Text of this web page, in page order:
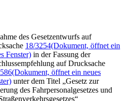
des Gesetzentwurfs auf
18/3254(Dokument, öffnet ein
Fenster) in der Fassung der
auf Drucksache
(Dokument, öffnet ein neues
unter dem Titel „Gesetz zur
des Fahrpersonalgesetzes und